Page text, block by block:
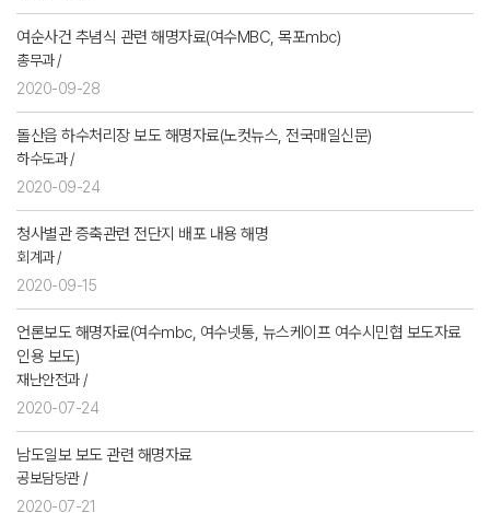
여순사건 추념식 관련 해명자료(여수MBC, 목포mbc)
총무과 /
2020-09-28
돌산읍 하수처리장 보도 해명자료(노컷뉴스, 전국매일신문)
하수도과 /
2020-09-24
청사별관 증축관련 전단지 배포 내용 해명
회계과 /
2020-09-15
언론보도 해명자료(여수mbc, 여수넷통, 뉴스케이프 여수시민협 보도자료
인용 보도)
재난안전과 /
2020-07-24
남도일보 보도 관련 해명자료
공보담당관 /
2020-07-21